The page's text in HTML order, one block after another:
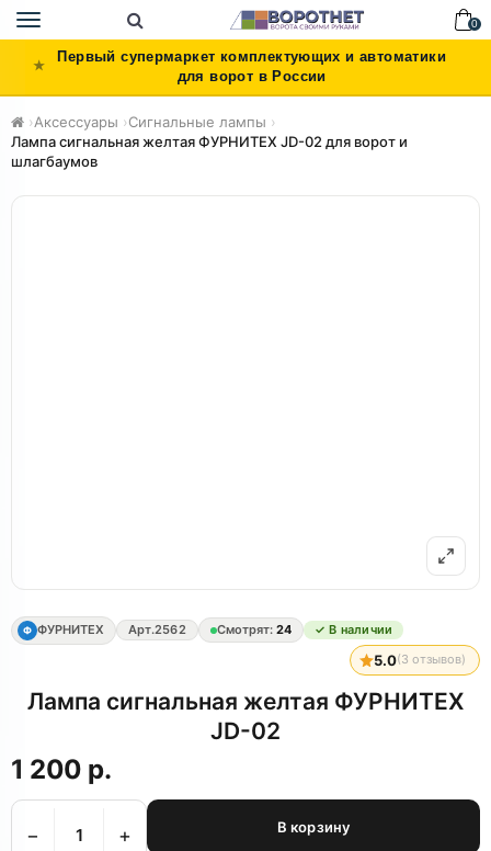
Toggle
navigation
0
Первый супермаркет комплектующих и автоматики
для ворот в России
›Аксессуары ›Сигнальные лампы ›
Лампа сигнальная желтая ФУРНИТЕХ JD-02 для ворот и
шлагбаумов
Ф ФУРНИТЕХ Арт.2562 Смотрят: 24 ✓ В наличии
5.0(3 отзывов)
Лампа сигнальная желтая ФУРНИТЕХ
JD-02
1 200 р.
− + В корзину